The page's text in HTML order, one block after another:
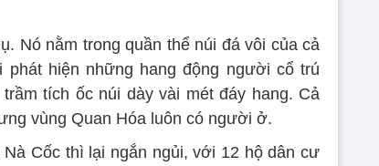
Nó nằm trong quần thể núi đá vôi của cả
hiện những hang động người cổ trú
tích ốc núi dày vài mét đáy hang. Cả
vùng Quan Hóa luôn có người ở.
Cốc thì lại ngắn ngủi, với 12 hộ dân cư